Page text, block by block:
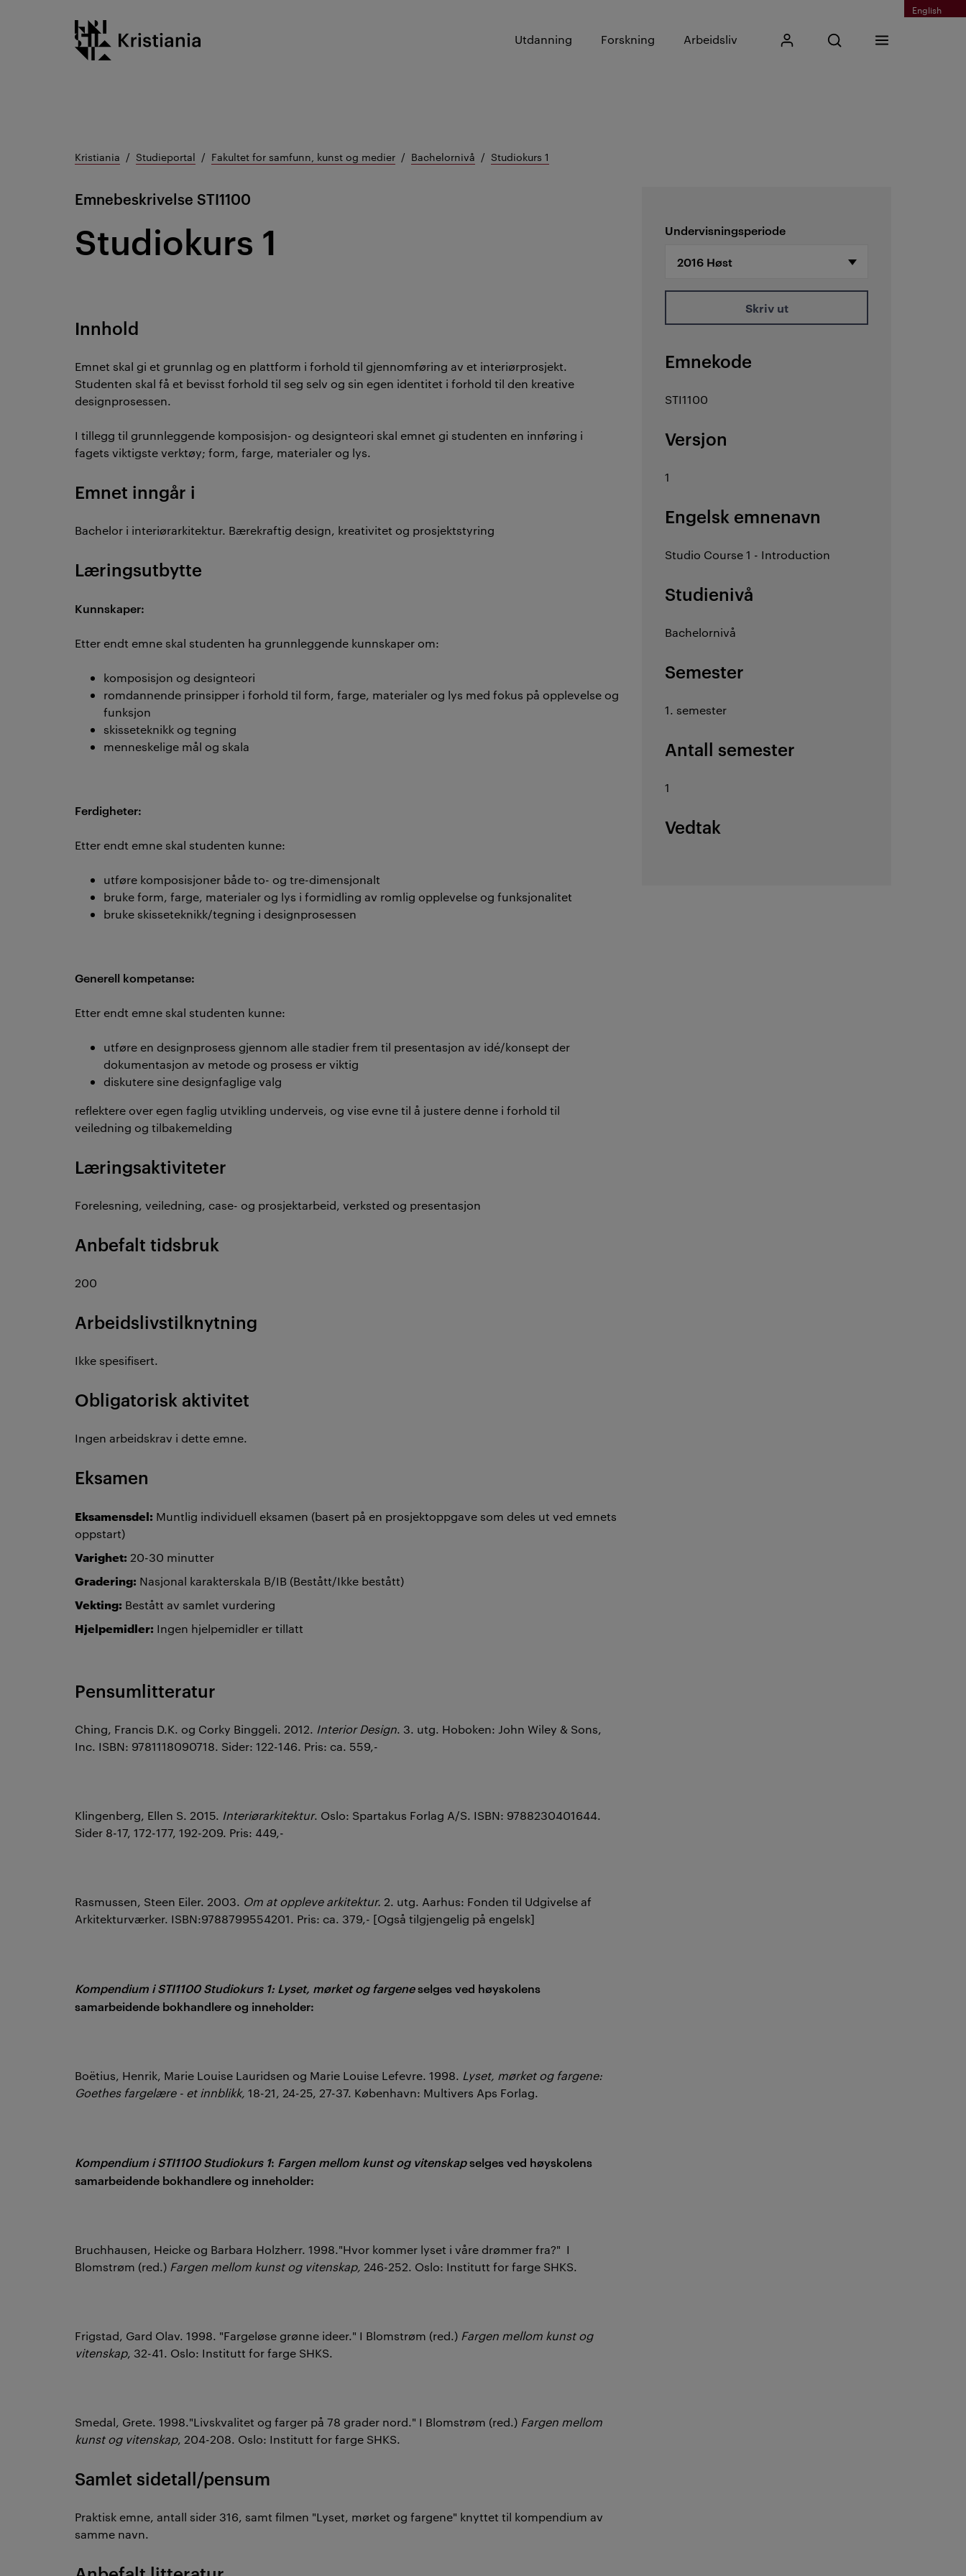
English
Kristiania logo
Utdanning Forskning Arbeidsliv Mitt KristianiaÅpne søk
Skriv inn søkefrase
Søk
Meny
Kristiania Studieportal Fakultet for samfunn, kunst og medier Bachelornivå Studiokurs 1
Emnebeskrivelse STI1100
Studiokurs 1 Undervisningsperiode
Skriv ut
Emnekode
STI1100
Versjon
1
Engelsk emnenavn
Studio Course 1 - Introduction
Studienivå
Bachelornivå
Semester
1. semester
Antall semester
1
Vedtak
Innhold
Emnet skal gi et grunnlag og en plattform i forhold til gjennomføring av et interiørprosjekt.
Studenten skal få et bevisst forhold til seg selv og sin egen identitet i forhold til den kreative
designprosessen.
I tillegg til grunnleggende komposisjon- og designteori skal emnet gi studenten en innføring i
fagets viktigste verktøy; form, farge, materialer og lys.
Emnet inngår i
Bachelor i interiørarkitektur. Bærekraftig design, kreativitet og prosjektstyring
Læringsutbytte
Kunnskaper:
Etter endt emne skal studenten ha grunnleggende kunnskaper om:
komposisjon og designteori
romdannende prinsipper i forhold til form, farge, materialer og lys med fokus på opplevelse og
funksjon
skisseteknikk og tegning
menneskelige mål og skala
Ferdigheter:
Etter endt emne skal studenten kunne:
utføre komposisjoner både to- og tre-dimensjonalt
bruke form, farge, materialer og lys i formidling av romlig opplevelse og funksjonalitet
bruke skisseteknikk/tegning i designprosessen
Generell kompetanse:
Etter endt emne skal studenten kunne:
utføre en designprosess gjennom alle stadier frem til presentasjon av idé/konsept der
dokumentasjon av metode og prosess er viktig
diskutere sine designfaglige valg
reflektere over egen faglig utvikling underveis, og vise evne til å justere denne i forhold til
veiledning og tilbakemelding
Læringsaktiviteter
Forelesning, veiledning, case- og prosjektarbeid, verksted og presentasjon
Anbefalt tidsbruk
200
Arbeidslivstilknytning
Ikke spesifisert.
Obligatorisk aktivitet
Ingen arbeidskrav i dette emne.
Eksamen
Eksamensdel: Muntlig individuell eksamen (basert på en prosjektoppgave som deles ut ved emnets
oppstart)
Varighet: 20-30 minutter
Gradering: Nasjonal karakterskala B/IB (Bestått/Ikke bestått)
Vekting: Bestått av samlet vurdering
Hjelpemidler: Ingen hjelpemidler er tillatt
Pensumlitteratur
Ching, Francis D.K. og Corky Binggeli. 2012. Interior Design. 3. utg. Hoboken: John Wiley & Sons,
Inc. ISBN: 9781118090718. Sider: 122-146. Pris: ca. 559,-
Klingenberg, Ellen S. 2015. Interiørarkitektur. Oslo: Spartakus Forlag A/S. ISBN: 9788230401644.
Sider 8-17, 172-177, 192-209. Pris: 449,-
Rasmussen, Steen Eiler. 2003. Om at oppleve arkitektur. 2. utg. Aarhus: Fonden til Udgivelse af
Arkitekturværker. ISBN:9788799554201. Pris: ca. 379,- [Også tilgjengelig på engelsk]
Kompendium i STI1100 Studiokurs 1: Lyset, mørket og fargeneselges ved høyskolens
samarbeidende bokhandlere og inneholder:
Boëtius, Henrik, Marie Louise Lauridsen og Marie Louise Lefevre. 1998. Lyset, mørket og fargene:
Goethes fargelære - et innblikk, 18-21, 24-25, 27-37. København: Multivers Aps Forlag.
Kompendium i STI1100 Studiokurs 1: Fargen mellom kunst og vitenskapselges ved høyskolens
samarbeidende bokhandlere og inneholder:
Bruchhausen, Heicke og Barbara Holzherr. 1998."Hvor kommer lyset i våre drømmer fra?" I
Blomstrøm (red.) Fargen mellom kunst og vitenskap, 246-252. Oslo: Institutt for farge SHKS.
Frigstad, Gard Olav. 1998. "Fargeløse grønne ideer." I Blomstrøm (red.) Fargen mellom kunst og
vitenskap, 32-41. Oslo: Institutt for farge SHKS.
Smedal, Grete. 1998."Livskvalitet og farger på 78 grader nord." I Blomstrøm (red.) Fargen mellom
kunst og vitenskap, 204-208. Oslo: Institutt for farge SHKS.
Samlet sidetall/pensum
Praktisk emne, antall sider 316, samt filmen "Lyset, mørket og fargene" knyttet til kompendium av
samme navn.